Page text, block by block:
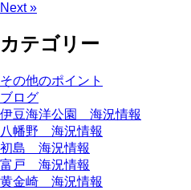
Next »
カテゴリー
その他のポイント
ブログ
伊豆海洋公園 海況情報
八幡野 海況情報
初島 海況情報
富戸 海況情報
黄金崎 海況情報